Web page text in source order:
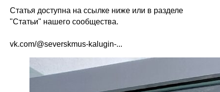
Статья доступна на ссылке ниже или в разделе
"Статьи" нашего сообщества.
vk.com/@severskmus-kalugin-...